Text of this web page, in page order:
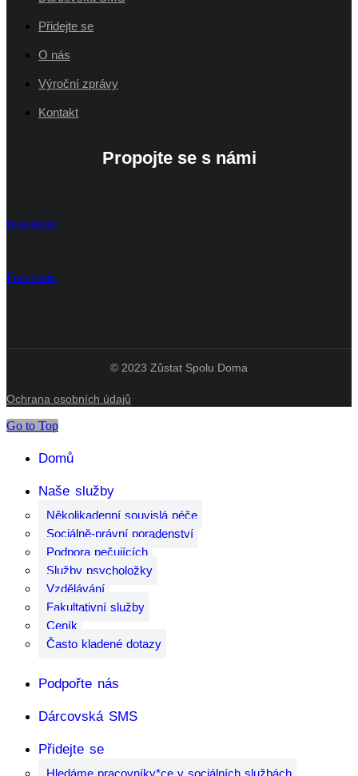
Přidejte se
O nás
Výroční zprávy
Kontakt
Propojte se s námi
Instagram
Facebook
© 2023 Zůstat Spolu Doma
Ochrana osobních údajů
Go to Top
Domů
Naše služby
Několikadenní souvislá péče
Sociálně-právní poradenství
Podpora pečujících
Služby psycholožky
Vzdělávání
Fakultativní služby
Ceník
Často kladené dotazy
Podpořte nás
Dárcovská SMS
Přidejte se
Hledáme pracovníky*ce v sociálních službách